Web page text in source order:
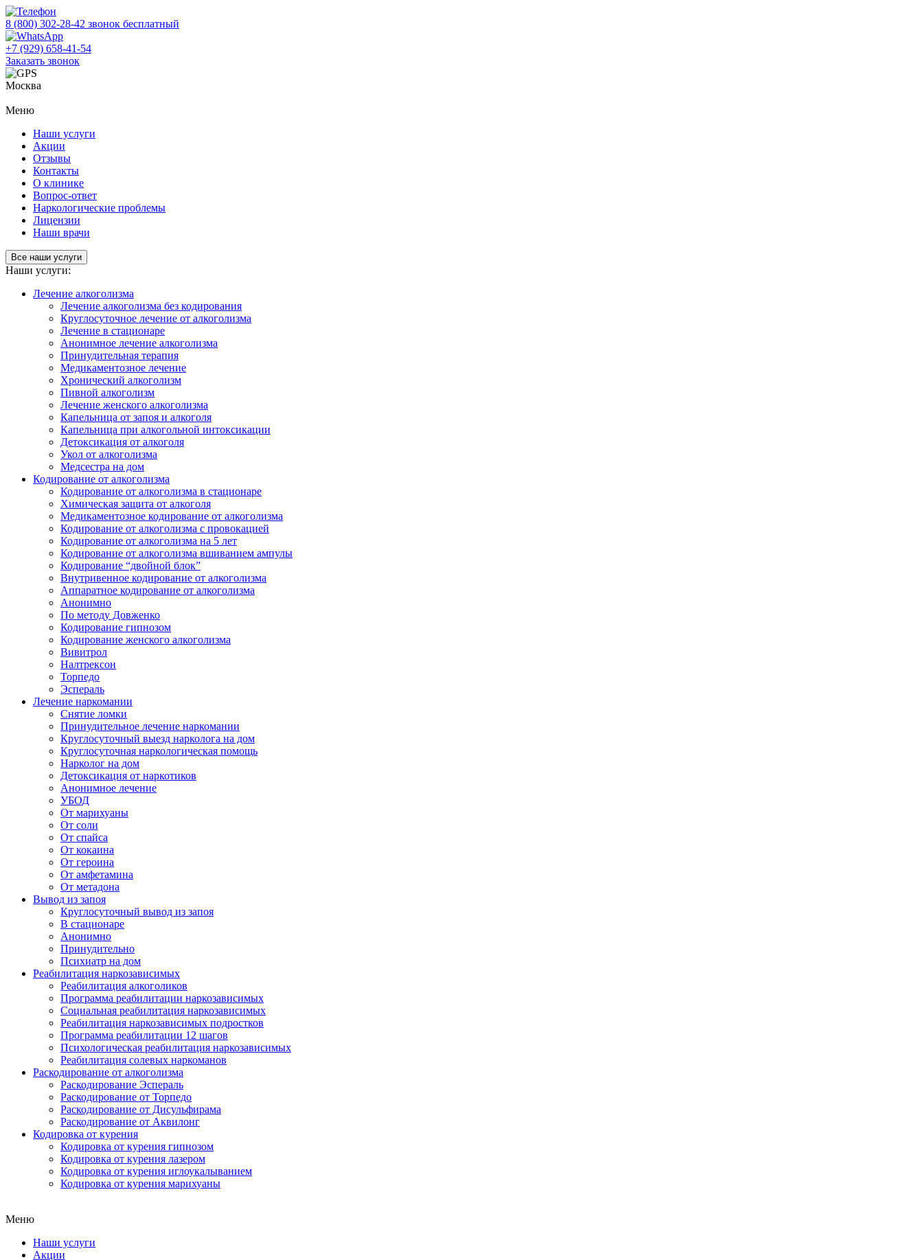
8 (800) 302-28-42 звонок бесплатный
+7 (929) 658-41-54
Заказать звонок
Москва
Меню
Наши услуги
Акции
Отзывы
Контакты
О клинике
Вопрос-ответ
Наркологические проблемы
Лицензии
Наши врачи
Все наши услуги
Наши услуги:
Лечение алкоголизма
Лечение алкоголизма без кодирования
Круглосуточное лечение от алкоголизма
Лечение в стационаре
Анонимное лечение алкоголизма
Принудительная терапия
Медикаментозное лечение
Хронический алкоголизм
Пивной алкоголизм
Лечение женского алкоголизма
Капельница от запоя и алкоголя
Капельница при алкогольной интоксикации
Детоксикация от алкоголя
Укол от алкоголизма
Медсестра на дом
Кодирование от алкоголизма
Кодирование от алкоголизма в стационаре
Химическая защита от алкоголя
Медикаментозное кодирование от алкоголизма
Кодирование от алкоголизма с провокацией
Кодирование от алкоголизма на 5 лет
Кодирование от алкоголизма вшиванием ампулы
Кодирование “двойной блок”
Внутривенное кодирование от алкоголизма
Аппаратное кодирование от алкоголизма
Анонимно
По методу Довженко
Кодирование гипнозом
Кодирование женского алкоголизма
Вивитрол
Налтрексон
Торпедо
Эспераль
Лечение наркомании
Снятие ломки
Принудительное лечение наркомании
Круглосуточный выезд нарколога на дом
Круглосуточная наркологическая помощь
Нарколог на дом
Детоксикация от наркотиков
Анонимное лечение
УБОД
От марихуаны
От соли
От спайса
От кокаина
От героина
От амфетамина
От метадона
Вывод из запоя
Круглосуточный вывод из запоя
В стационаре
Анонимно
Принудительно
Психиатр на дом
Реабилитация наркозависимых
Реабилитация алкоголиков
Программа реабилитации наркозависимых
Социальная реабилитация наркозависимых
Реабилитация наркозависимых подростков
Программа реабилитации 12 шагов
Психологическая реабилитация наркозависимых
Реабилитация солевых наркоманов
Раскодирование от алкоголизма
Раскодирование Эспераль
Раскодирование от Торпедо
Раскодирование от Дисульфирама
Раскодирование от Аквилонг
Кодировка от курения
Кодировка от курения гипнозом
Кодировка от курения лазером
Кодировка от курения иглоукалыванием
Кодировка от курения марихуаны
Меню
Наши услуги
Акции